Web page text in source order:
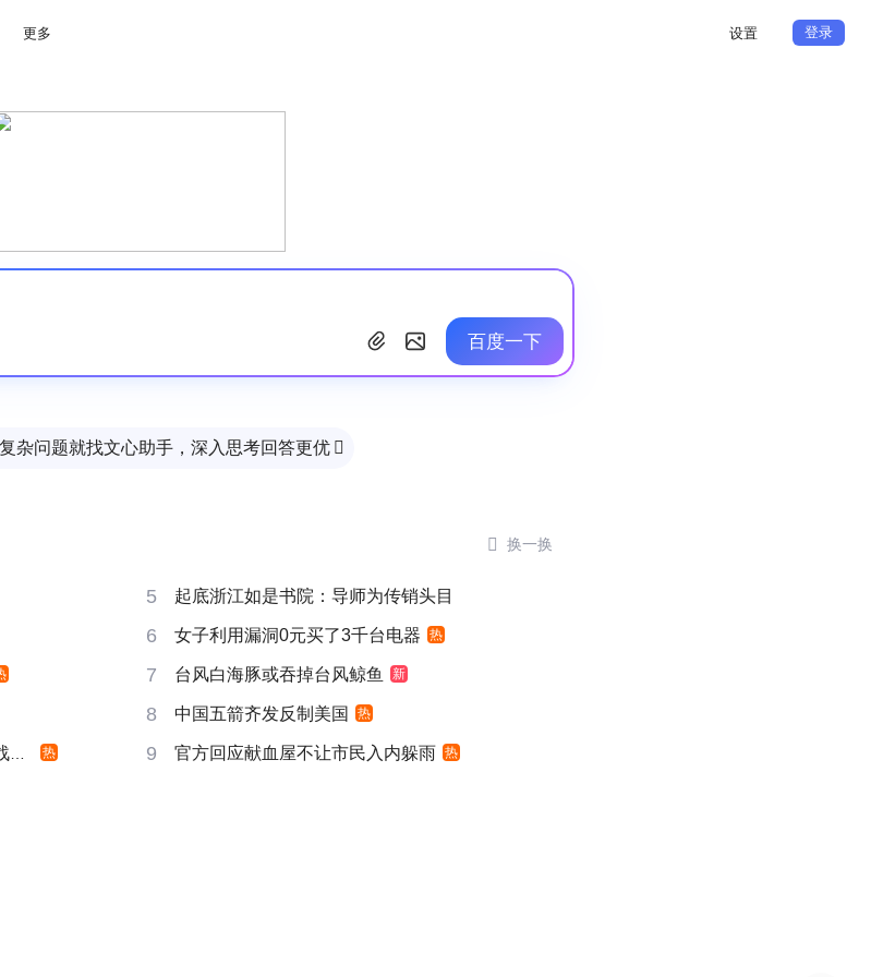
更多 设置 登录
百度一下
复杂问题就找文心助手，深入思考回答更优 
 换一换
5 起底浙江如是书院：导师为传销头目
6 女子利用漏洞0元买了3千台电器 热
7 台风白海豚或吞掉台风鲸鱼 新
8 中国五箭齐发反制美国 热
热 9 官方回应献血屋不让市民入内躲雨 热